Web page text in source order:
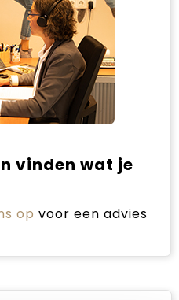
vinden wat je
op voor een advies